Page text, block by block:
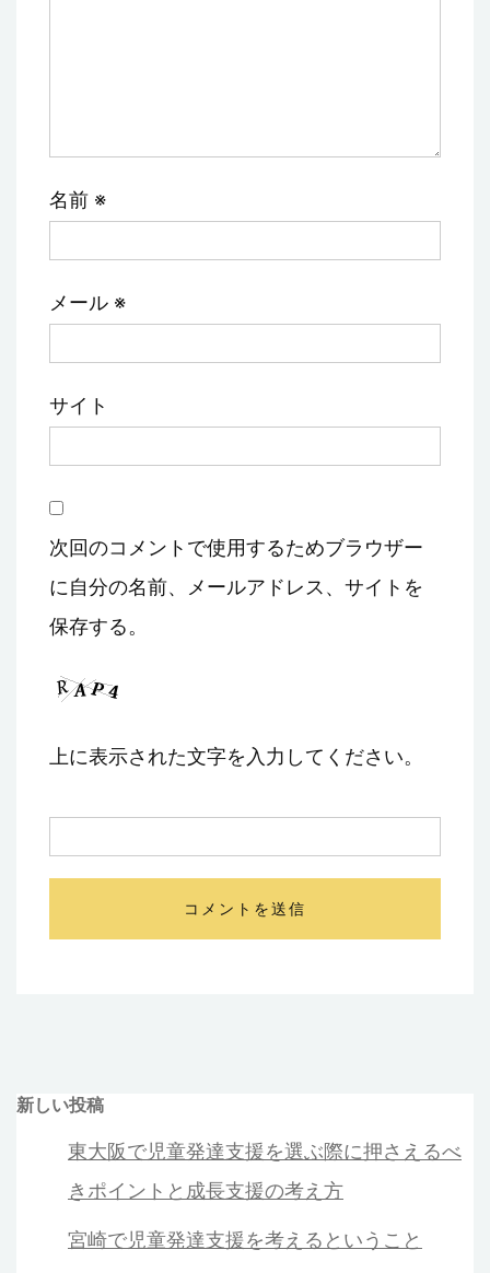
名前 ※
メール ※
サイト
次回のコメントで使用するためブラウザー
に自分の名前、メールアドレス、サイトを
保存する。
上に表示された文字を入力してください。
新しい投稿
東大阪で児童発達支援を選ぶ際に押さえるべ
きポイントと成長支援の考え方
宮崎で児童発達支援を考えるということ